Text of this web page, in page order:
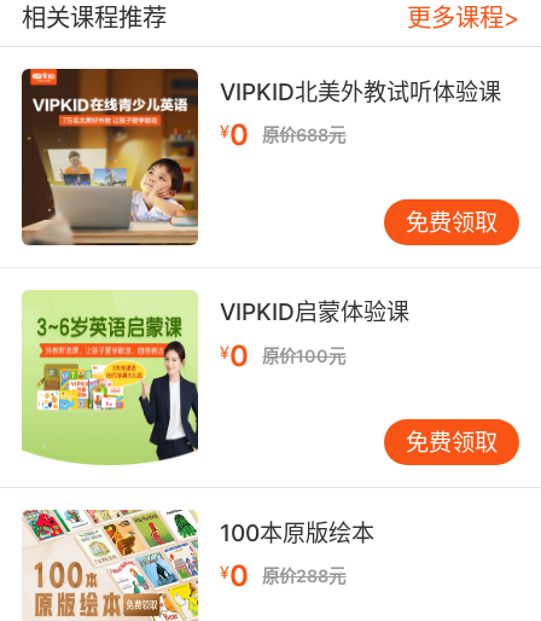
会更牢固。 语法学习同样需要摆脱枯燥的规则背
诵。将语法点融入情景对话或小故事中是有效方
法。例如，讲解“现在完成时”时，可以先创设场
景：“我从早上到现在已经喝了三杯咖啡了（I
have drunk three cups of coffee since this
morning）。” 让学生先体会该时态表达“过去动
作对现在产生影响”的含义，再总结语法结构。家
长可以鼓励孩子运用新学语法点写一两句“微日
记”，记录日常生活，这比单纯做选择题更能提升
理解。 第二支柱：营造浸泡式输入环境，让英语
融入生活。 语言习得离不开大量可理解的输入。
“浸泡式”学习并非一定要出国，而是在日常生活
中创造接触英语的机会。听力输入是最易入手的
方式。每天利用15-20分钟碎片时间，如早餐时
或上学途中，收听适合初中生水平的英语播客、
有声书或英文歌曲。内容应选择孩子感兴趣的领
域，如科普故事、校园生活或电影原声。关键在
于坚持，逐步让耳朵适应英语的语音、语调和节
奏。 阅读输入也至关重要。除了教材，建议配备
分级读物或简写版原著。初期可选择图文并茂、
相关课程推荐 更多课程>
VIPKID北美外教试听体验课
¥0 原价688元
免费领取
VIPKID启蒙体验课
¥0 原价100元
免费领取
100本原版绘本
¥0 原价288元